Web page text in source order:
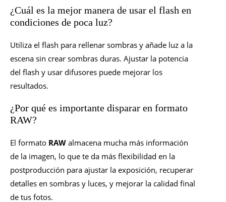
¿Cuál es la mejor manera de usar el flash en
condiciones de poca luz?
Utiliza el flash para rellenar sombras y añade luz a la
escena sin crear sombras duras. Ajustar la potencia
del flash y usar difusores puede mejorar los
resultados.
¿Por qué es importante disparar en formato
RAW?
El formato RAW almacena mucha más información
de la imagen, lo que te da más flexibilidad en la
postproducción para ajustar la exposición, recuperar
detalles en sombras y luces, y mejorar la calidad final
de tus fotos.